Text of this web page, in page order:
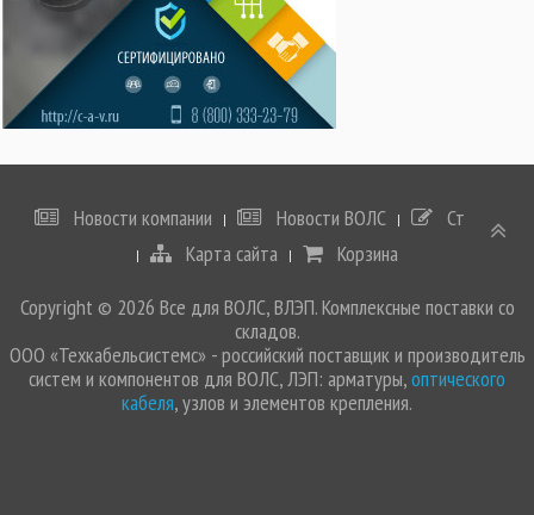
Новости компании Новости ВОЛС
Статьи
Карта сайта
Корзина
Copyright © 2026 Все для ВОЛС, ВЛЭП. Комплексные поставки со
складов.
ООО «Техкабельсистемс» - российский поставщик и производитель
систем и компонентов для ВОЛС, ЛЭП: арматуры,оптического
кабеля, узлов и элементов крепления.